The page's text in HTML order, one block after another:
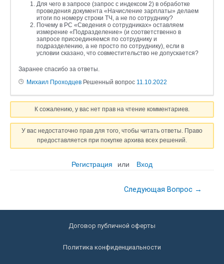
Для чего в запросе (запрос с индексом 2) в обработке
проведения документа «Начисление зарплаты» делаем
итоги по номеру строки ТЧ, а не по сотруднику?
Почему в РС «Сведения о сотрудниках» оставляем
измерение «Подразделение» (и соответственно в
запросе присоединяемся по сотруднику и
подразделению, а не просто по сотруднику), если в
условии сказано, что совместительство не допускается?
Заранее спасибо за ответы.
Михаил Проходцев Решенный вопрос 11.10.2022
К сожалению, у вас нет прав на чтение комментариев.
У вас недостаточно прав для того, чтобы читать ответы. Право
предоставляется при покупке архива всех решений.
Регистрация или Вход
Следующая Вопрос →
Договор публичной оферты
Политика конфиденциальности